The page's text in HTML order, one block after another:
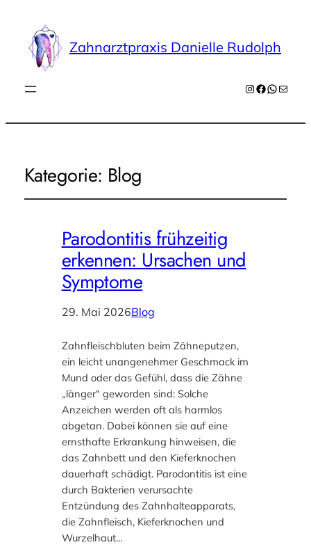
Zahnarztpraxis Danielle Rudolph
Instagram
Facebook
E-Mail
Kategorie: Blog
Parodontitis frühzeitig
erkennen: Ursachen und
Symptome
29. Mai 2026Blog
Zahnfleischbluten beim Zähneputzen,
ein leicht unangenehmer Geschmack im
Mund oder das Gefühl, dass die Zähne
„länger“ geworden sind: Solche
Anzeichen werden oft als harmlos
abgetan. Dabei können sie auf eine
ernsthafte Erkrankung hinweisen, die
das Zahnbett und den Kieferknochen
dauerhaft schädigt. Parodontitis ist eine
durch Bakterien verursachte
Entzündung des Zahnhalteapparats,
die Zahnfleisch, Kieferknochen und
Wurzelhaut…